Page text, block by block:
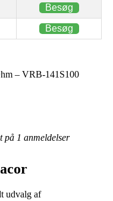
Besøg
Besøg
– VRB-141S100
på 1 anmeldelser
udvalg af